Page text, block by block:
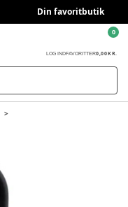
Din favoritbutik
LOG INDFAVORITTER0,00 KR.
0